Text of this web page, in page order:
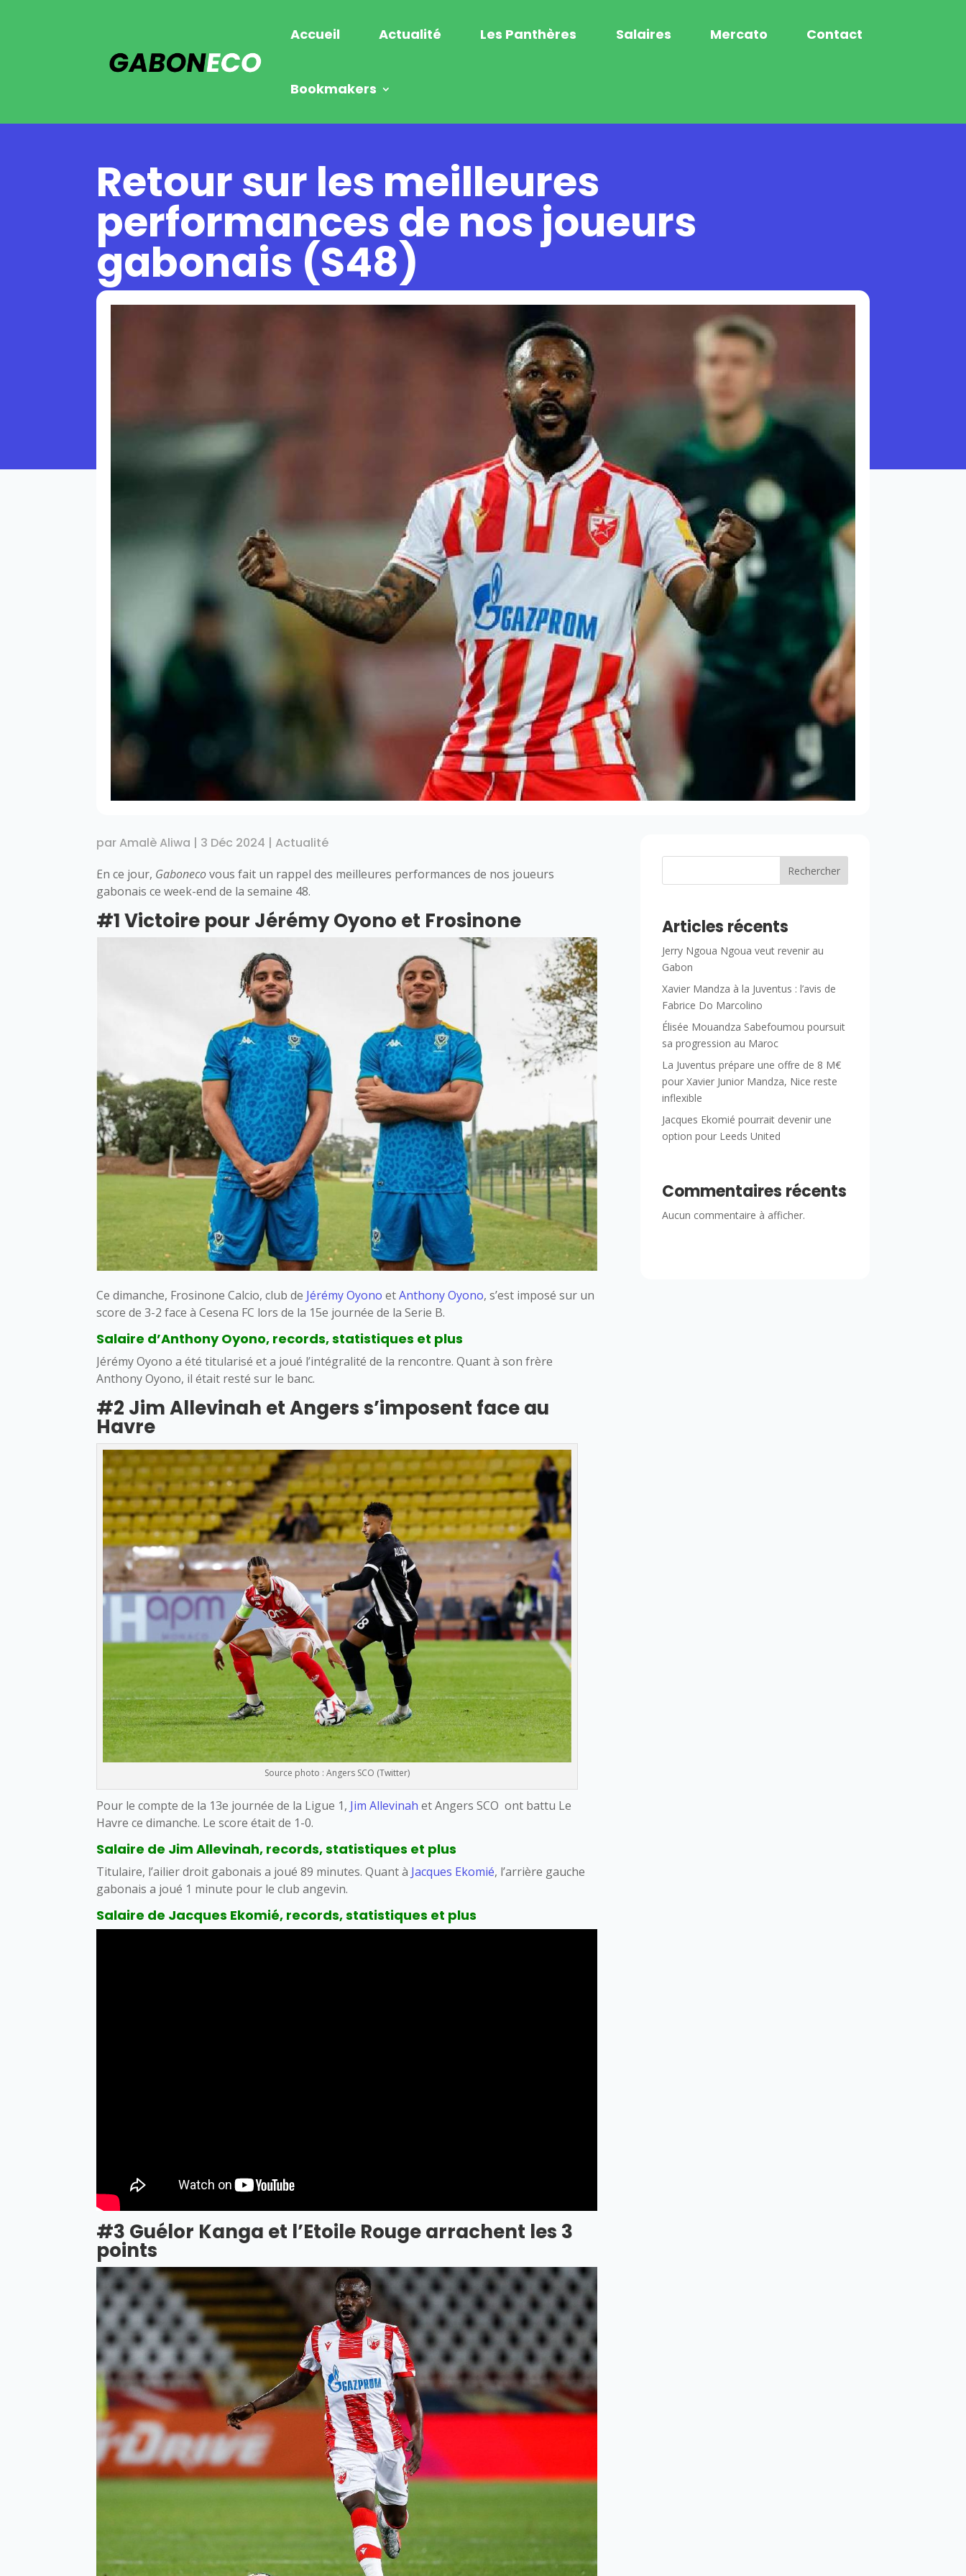
Accueil Actualité Les Panthères Salaires Mercato Contact
Bookmakers
Retour sur les meilleures
performances de nos joueurs
gabonais (S48)
parAmalè Aliwa | 3 Déc 2024 |Actualité
En ce jour, Gabonecovous fait un rappel des meilleures performances de nos joueurs
gabonais ce week-end de la semaine 48.
#1 Victoire pour Jérémy Oyono et Frosinone
Ce dimanche, Frosinone Calcio, club de Jérémy Oyono etAnthony Oyono, s’est imposé sur un
score de 3-2 face à Cesena FC lors de la 15e journée de la Serie B.
Salaire d’Anthony Oyono, records, statistiques et plus
Jérémy Oyono a été titularisé et a joué l’intégralité de la rencontre. Quant à son frère
Anthony Oyono, il était resté sur le banc.
#2 Jim Allevinah et Angers s’imposent face au
Havre
Source photo : Angers SCO (Twitter)
Pour le compte de la 13e journée de la Ligue 1, Jim Allevinah et Angers SCO ont battu Le
Havre ce dimanche. Le score était de 1-0.
Salaire de Jim Allevinah, records, statistiques et plus
Titulaire, l’ailier droit gabonais a joué 89 minutes. Quant à Jacques Ekomié, l’arrière gauche
gabonais a joué 1 minute pour le club angevin.
Salaire de Jacques Ekomié, records, statistiques et plus
#3 Guélor Kanga et l’Etoile Rouge arrachent les 3
points
Rechercher
Articles récents
Jerry Ngoua Ngoua veut revenir au
Gabon
Xavier Mandza à la Juventus : l’avis de
Fabrice Do Marcolino
Élisée Mouandza Sabefoumou poursuit
sa progression au Maroc
La Juventus prépare une offre de 8 M€
pour Xavier Junior Mandza, Nice reste
inflexible
Jacques Ekomié pourrait devenir une
option pour Leeds United
Commentaires récents
Aucun commentaire à afficher.